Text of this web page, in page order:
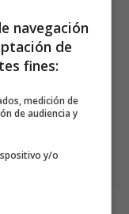
navegación
de
fines:
medición de
de audiencia y
y/o